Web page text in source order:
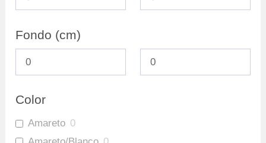
Fondo (cm)
Color
Amareto 0